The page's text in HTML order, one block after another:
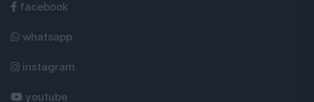
facebook
whatsapp
instagram
youtube